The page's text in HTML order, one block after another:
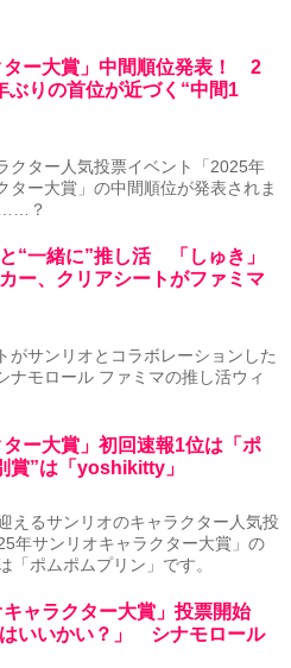
ター大賞」中間順位発表！ 2
りの首位が近づく“中間1
クター人気投票イベント「2025年
ター大賞」の中間順位が発表されま
……？
“一緒に”推し活 「しゅき」
ー、クリアシートがファミマ
がサンリオとコラボレーションした
ナモロール ファミマの推し活ウィ
ター大賞」初回速報1位は「ポ
”は「yoshikitty」
えるサンリオのキャラクター人気投
年サンリオキャラクター大賞」の
「ポムポムプリン」です。
キャラクター大賞」投票開始
いいかい？」 シナモロール